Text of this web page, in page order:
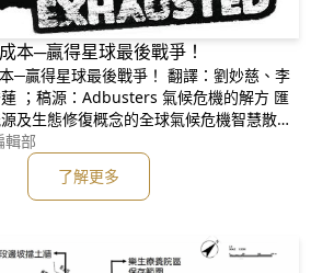
本─贏得星球最後戰爭！
球最後戰爭！ 翻譯：劉妙慈、李
：Adbusters 氣候危機的解方 匯
及生態修復概念的全球氣候危機智慧散佈
，每一個解方都是一塊希望拼圖，只要我
到的所有減低碳排放的舞步持續前行，一
安全的全球系統必將破繭而出。 但，實
戲路無法解救現
輯部
了解更多